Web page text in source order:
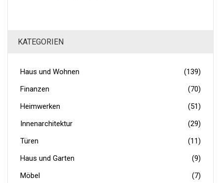
KATEGORIEN
Haus und Wohnen
(139)
Finanzen
(70)
Heimwerken
(51)
Innenarchitektur
(29)
Türen
(11)
Haus und Garten
(9)
Möbel
(7)